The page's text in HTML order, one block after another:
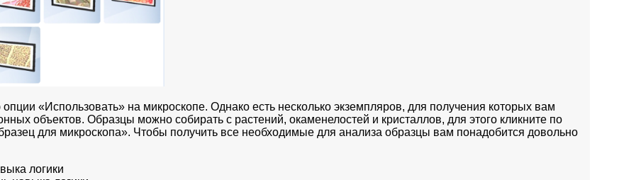
«Использовать» на микроскопе. Однако есть несколько экземпляров, для получения которых вам
объектов. Образцы можно собирать с растений, окаменелостей и кристаллов, для этого кликните по
для микроскопа». Чтобы получить все необходимые для анализа образцы вам понадобится довольно
логики